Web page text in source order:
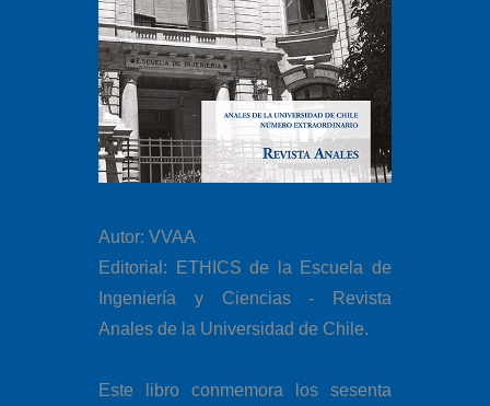
Autor: VVAA
Editorial: ETHICS de la Escuela de
Ingeniería y Ciencias - Revista
Anales de la Universidad de Chile.
Este libro conmemora los sesenta